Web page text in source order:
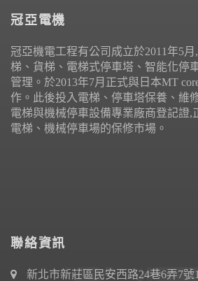
冠亞電機
冠亞機電工程有公司成立於2011年5
梯、貨梯、電梯式停車塔、智能化停
管理。於2013年7月正式與日本MT
作。此後投入電梯、停車塔保養、維
電梯與機械停車設備專業廠商登記證,
電梯、機械停車場的保修市場。
聯絡資訊
新北市新莊區民安西路24巷6弄7號